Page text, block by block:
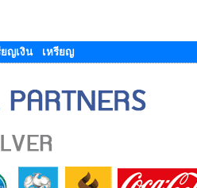
ยญเงิน เหรียญ